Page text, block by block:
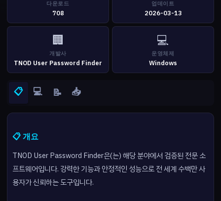
다운로드
708
업데이트
2026-03-13
🏢
개발사
TNOD User Password Finder
💻
운영체제
Windows
📋 💻 📝 📥
📋 개요
TNOD User Password Finder은(는) 해당 분야에서 검증된 전문 소
프트웨어입니다. 강력한 기능과 안정적인 성능으로 전 세계 수백만 사
용자가 신뢰하는 도구입니다.